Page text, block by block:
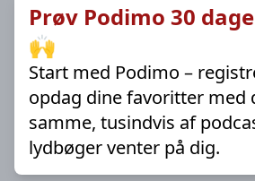
Prøv Podimo 30
🙌
Start med Podimo –
opdag dine favoritter med
samme, tusindvis af
lydbøger venter på dig.